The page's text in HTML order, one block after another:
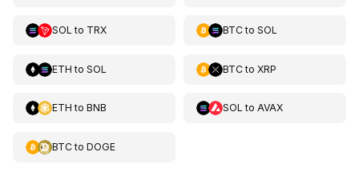
SOL to TRX BTCto SOL
ETH to SOL BTCto XRP
ETH to BNB SOL to AVAX
BTCto DOGE